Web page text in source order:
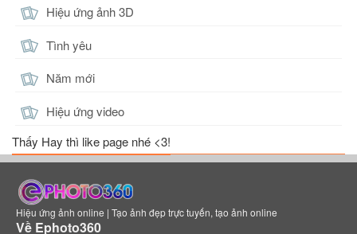
Hiệu ứng ảnh 3D
Tình yêu
Năm mới
Hiệu ứng video
Thấy Hay thì like page nhé <3!
Hiệu ứng ảnh online | Tạo ảnh đẹp trực tuyến, tạo ảnh online
Về Ephoto360